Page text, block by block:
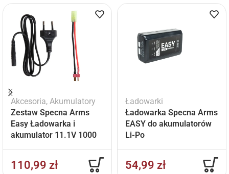
Akcesoria, Akumulatory
Zestaw Specna Arms
Easy Ładowarka i
akumulator 11.1V 1000
110,99 zł
Ładowarki
Ładowarka Specna Arms
EASY do akumulatorów
Li-Po
54,99 zł